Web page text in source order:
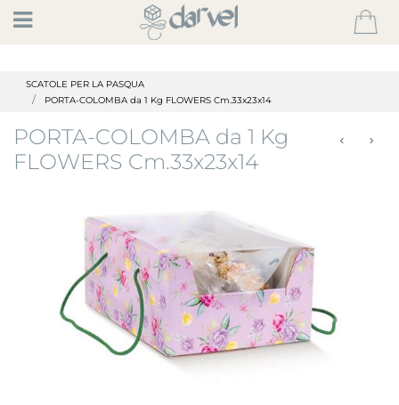
Open
SCATOLE PER LA PASQUA
PORTA-COLOMBA da 1 Kg FLOWERS Cm.33x23x14
PORTA-COLOMBA da 1 Kg
FLOWERS Cm.33x23x14